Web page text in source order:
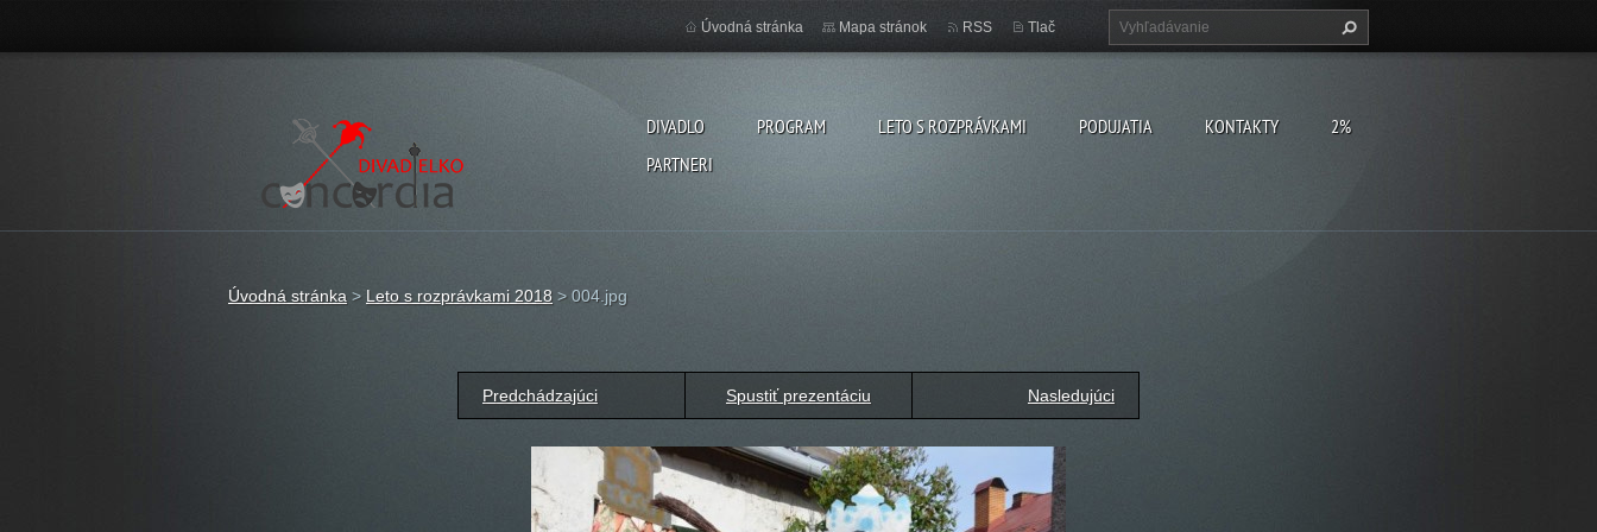
DIVADLO PROGRAM LETO S ROZPRÁVKAMI PODUJATIA KONTAKTY
2%
PARTNERI
Úvodná stránka Mapa stránok RSS Tlač
Úvodná stránka > Leto s rozprávkami 2018 >004.jpg
Predchádzajúci Spustiť prezentáciu Nasledujúci